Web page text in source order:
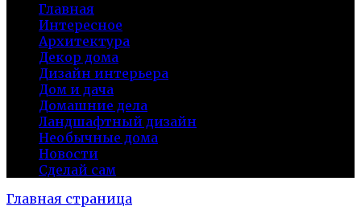
Главная
Интересное
Архитектура
Декор дома
Дизайн интерьера
Дом и дача
Домашние дела
Ландшафтный дизайн
Необычные дома
Новости
Сделай сам
Главная страница